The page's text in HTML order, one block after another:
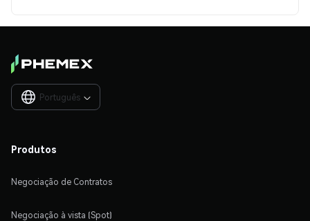
Português 
Produtos
Negociação de Contratos
Negociação à vista (Spot)